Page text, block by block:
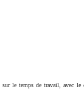
le temps de travail, avec